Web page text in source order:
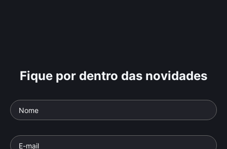
Fique por dentro das novidades